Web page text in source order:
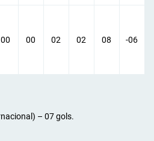
00 00 02 02 08 -06
– 07 gols.